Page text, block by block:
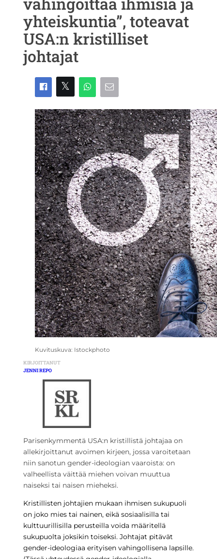
yhteiskuntia”, toteavat
USA:n kristilliset
johtajat
Kuvituskuva: Istockphoto
KIRJOITTANUT
JENNI REPO
Parisenkymmentä USA:n kristillistä johtajaa on
allekirjoittanut avoimen kirjeen, jossa varoitetaan
niin sanotun gender-ideologian vaaroista: on
valheellista väittää miehen voivan muuttua
naiseksi tai naisen mieheksi.
Kristillisten johtajien mukaan ihmisen sukupuoli
on joko mies tai nainen, eikä sosiaalisilla tai
kulttuurillisilla perusteilla voida määritellä
sukupuolta joksikin toiseksi. Johtajat pitävät
gender-ideologiaa erityisen vahingollisena lapsille.